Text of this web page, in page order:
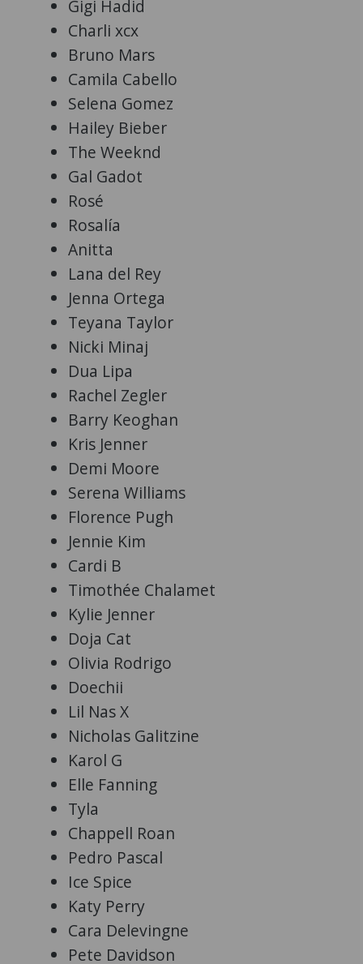
Gigi Hadid
Charli xcx
Bruno Mars
Camila Cabello
Selena Gomez
Hailey Bieber
The Weeknd
Gal Gadot
Rosé
Rosalía
Anitta
Lana del Rey
Jenna Ortega
Teyana Taylor
Nicki Minaj
Dua Lipa
Rachel Zegler
Barry Keoghan
Kris Jenner
Demi Moore
Serena Williams
Florence Pugh
Jennie Kim
Cardi B
Timothée Chalamet
Kylie Jenner
Doja Cat
Olivia Rodrigo
Doechii
Lil Nas X
Nicholas Galitzine
Karol G
Elle Fanning
Tyla
Chappell Roan
Pedro Pascal
Ice Spice
Katy Perry
Cara Delevingne
Pete Davidson